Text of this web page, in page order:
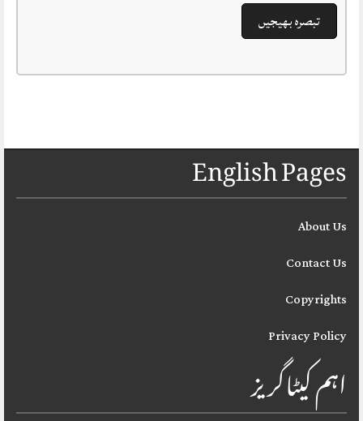
English Pages
About Us
Contact Us
Copyrights
Privacy Policy
اہم کیٹاگریز